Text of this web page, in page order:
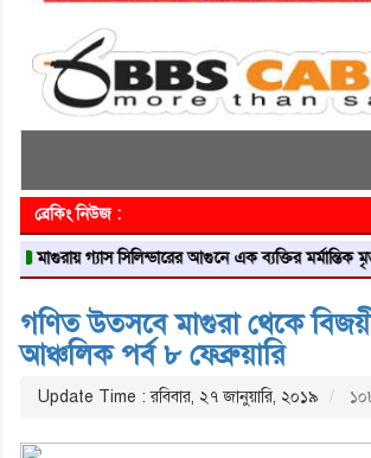
ব্রেকিং নিউজ :
গ্যাস সিলিন্ডারের আগুনে এক ব্যক্তির মর্মান্তিক মৃত্যু
গণিত উত্সবে মাগুরা থেকে
আঞ্চলিক পর্ব ৮ ফেব্রুয়ারি
Update Time : রবিবার, ২৭ জানুয়ারি, ২০১৯